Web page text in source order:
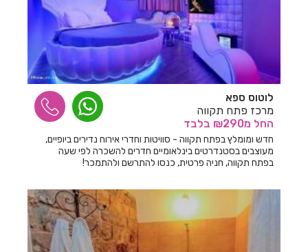
חדרים לפי שעה באשקלון
חדרים לפי שעה באשתאול
חדרים לפי שעה בבאר שבע
חדרים לפי שעה בבוסתן הגליל
חדרים לפי שעה בבורגתה
חדרים לפי שעה בבית אלעזרי
חדרים לפי שעה בבית אלפא
חדרים לפי שעה בבית ג'אן
חדרים לפי שעה בבית דגן
לוטוס ספא
מרכז פתח תקווה
החל מ₪290 בלבד
חדש ומומלץ בפתח תקווה - סוויטות וחדרי אירוח נדירים ביופיים,
מעוצבים בסטנדרטים בינלאומיים חדרים להשכרה לפי שעה
בפתח תקווה, חניה פרטית, כנסו להתרשם ולהתמכר!